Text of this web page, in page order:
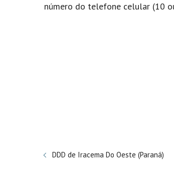
número do telefone celular (10
DDD de Iracema Do Oeste (Paraná)